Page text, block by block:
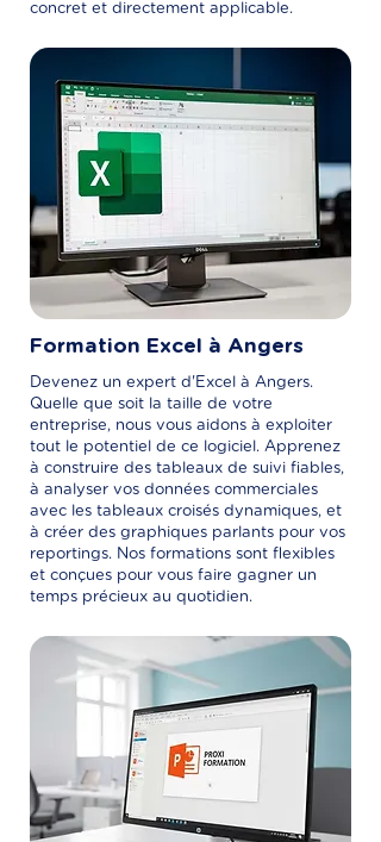
concret et directement applicable.
Formation Excel à Angers
Devenez un expert d'Excel à Angers.
Quelle que soit la taille de votre
entreprise, nous vous aidons à exploiter
tout le potentiel de ce logiciel. Apprenez
à construire des tableaux de suivi fiables,
à analyser vos données commerciales
avec les tableaux croisés dynamiques, et
à créer des graphiques parlants pour vos
reportings. Nos formations sont flexibles
et conçues pour vous faire gagner un
temps précieux au quotidien.